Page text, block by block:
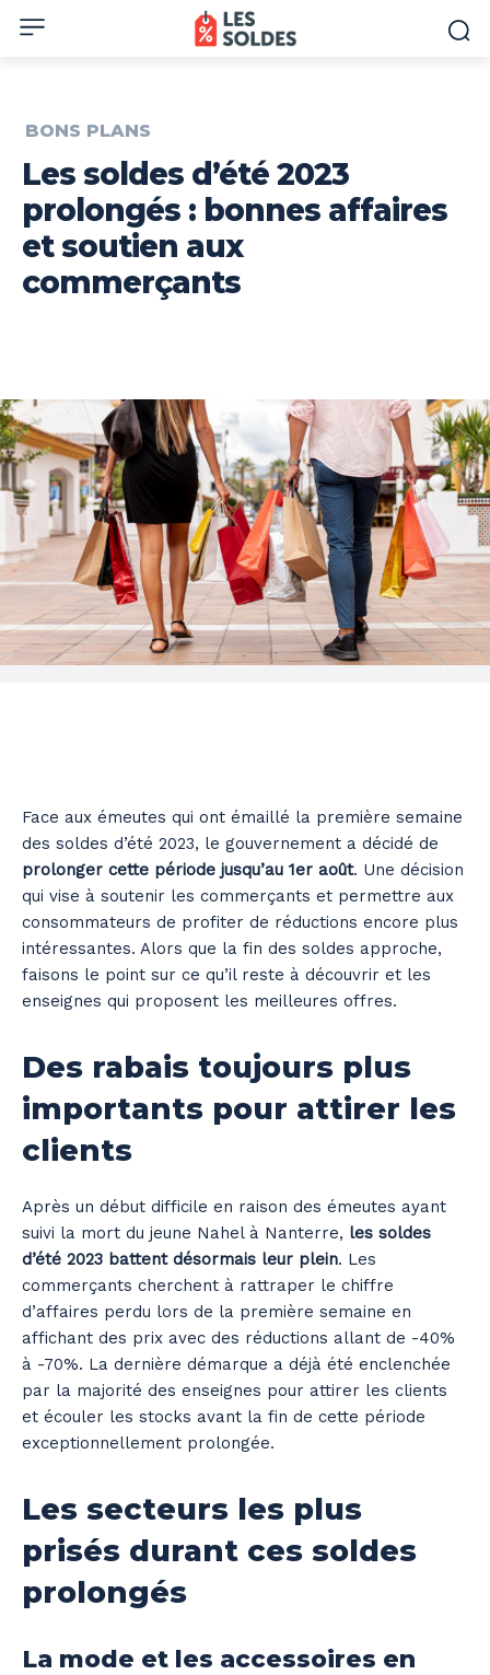
BONS PLANS
Les soldes d’été 2023
prolongés : bonnes affaires
et soutien aux
commerçants
Face aux émeutes qui ont émaillé la première semaine
des soldes d’été 2023, le gouvernement a décidé de
prolonger cette période jusqu’au 1er août. Une décision
qui vise à soutenir les commerçants et permettre aux
consommateurs de profiter de réductions encore plus
intéressantes. Alors que la fin des soldes approche,
faisons le point sur ce qu’il reste à découvrir et les
enseignes qui proposent les meilleures offres.
Des rabais toujours plus
importants pour attirer les
clients
Après un début difficile en raison des émeutes ayant
suivi la mort du jeune Nahel à Nanterre, les soldes
d’été 2023 battent désormais leur plein. Les
commerçants cherchent à rattraper le chiffre
d’affaires perdu lors de la première semaine en
affichant des prix avec des réductions allant de -40%
à -70%. La dernière démarque a déjà été enclenchée
par la majorité des enseignes pour attirer les clients
et écouler les stocks avant la fin de cette période
exceptionnellement prolongée.
Les secteurs les plus
prisés durant ces soldes
prolongés
La mode et les accessoires en